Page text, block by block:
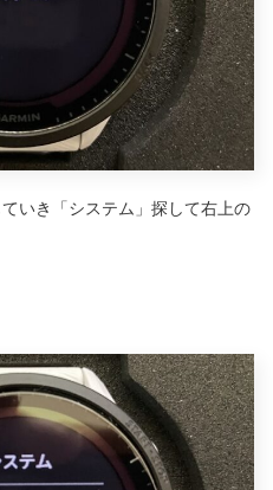
いき「システム」探して右上の